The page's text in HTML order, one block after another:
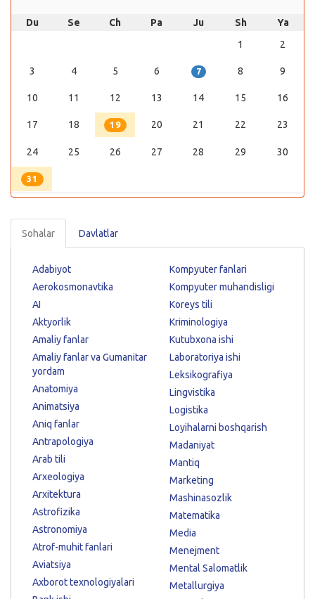
Du Se Ch Pa Ju Sh
Ya
1
2
3 4 5 6 7 8 9
10 11 12 13 14 15 16
17 18 19 20 21 22 23
24 25 26 27 28 29 30
31
Sohalar Davlatlar
Adabiyot
Aerokosmonavtika
AI
Aktyorlik
Amaliy fanlar
Amaliy fanlar va Gumanitar
yordam
Anatomiya
Animatsiya
Aniq fanlar
Antrapologiya
Arab tili
Arxeologiya
Arxitektura
Astrofizika
Astronomiya
Atrof-muhit fanlari
Aviatsiya
Axborot texnologiyalari
Kompyuter fanlari
Kompyuter muhandisligi
Koreys tili
Kriminologiya
Kutubxona ishi
Laboratoriya ishi
Leksikografiya
Lingvistika
Logistika
Loyihalarni boshqarish
Madaniyat
Mantiq
Marketing
Mashinasozlik
Matematika
Media
Menejment
Mental Salomatlik
Metallurgiya